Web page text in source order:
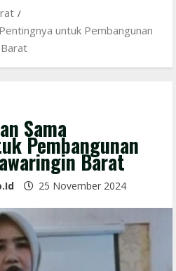
untuk Pembangunan
Sama
Pembangunan
Barat
25 November 2024